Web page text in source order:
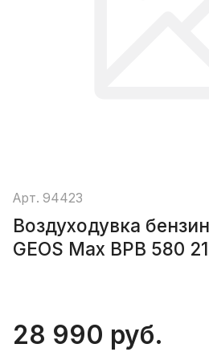
Арт. 94423
Воздуходувка
GEOS Max BPB 580
28 990 руб.